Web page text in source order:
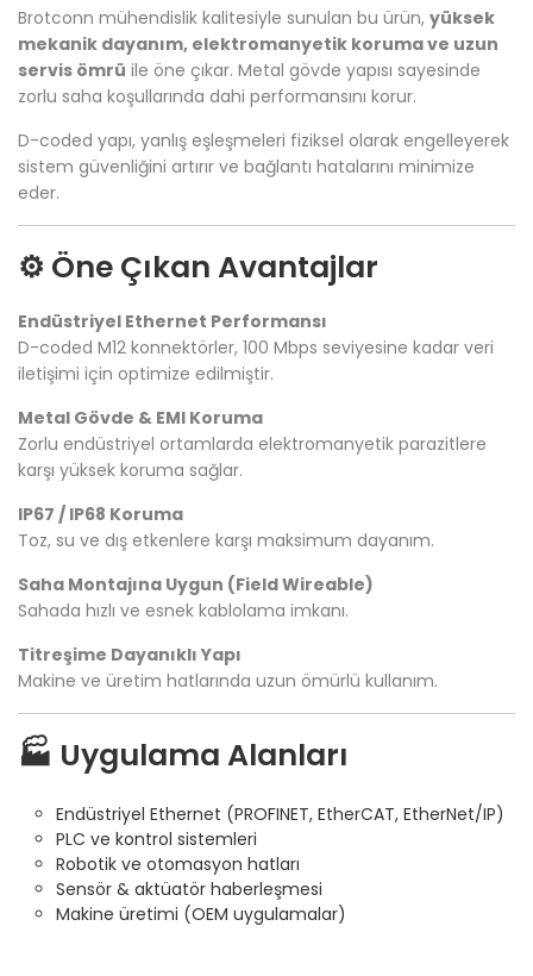
Brotconn mühendislik kalitesiyle sunulan bu ürün, yüksek
mekanik dayanım, elektromanyetik koruma ve uzun
servis ömrü ile öne çıkar. Metal gövde yapısı sayesinde
zorlu saha koşullarında dahi performansını korur.
D-coded yapı, yanlış eşleşmeleri fiziksel olarak engelleyerek
sistem güvenliğini artırır ve bağlantı hatalarını minimize
eder.
⚙️ Öne Çıkan Avantajlar
Endüstriyel Ethernet Performansı
D-coded M12 konnektörler, 100 Mbps seviyesine kadar veri
iletişimi için optimize edilmiştir.
Metal Gövde & EMI Koruma
Zorlu endüstriyel ortamlarda elektromanyetik parazitlere
karşı yüksek koruma sağlar.
IP67 / IP68 Koruma
Toz, su ve dış etkenlere karşı maksimum dayanım.
Saha Montajına Uygun (Field Wireable)
Sahada hızlı ve esnek kablolama imkanı.
Titreşime Dayanıklı Yapı
Makine ve üretim hatlarında uzun ömürlü kullanım.
🏭 Uygulama Alanları
Endüstriyel Ethernet (PROFINET, EtherCAT, EtherNet/IP)
PLC ve kontrol sistemleri
Robotik ve otomasyon hatları
Sensör & aktüatör haberleşmesi
Makine üretimi (OEM uygulamalar)